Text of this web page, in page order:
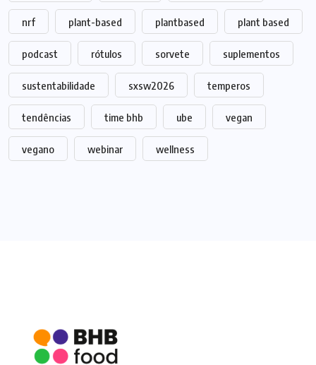
nrf plant-based plantbased plant based
podcast rótulos sorvete suplementos
sustentabilidade sxsw2026 temperos
tendências time bhb ube vegan
vegano webinar wellness